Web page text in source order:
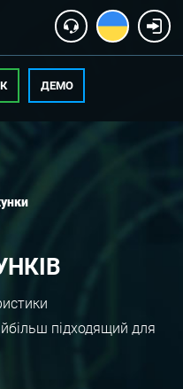
ДЕМО
підходящий для